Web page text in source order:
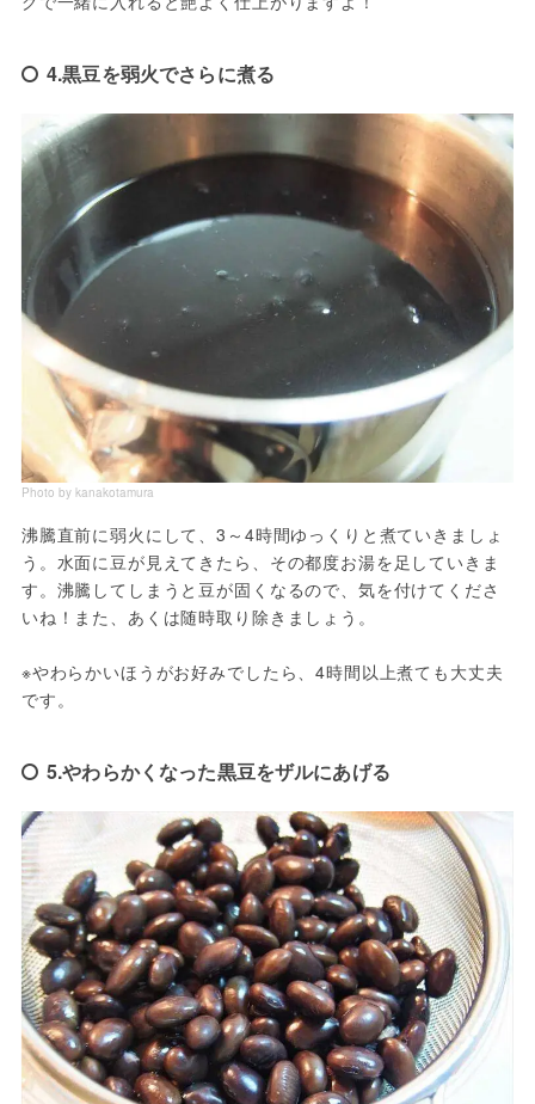
4.黒豆を弱火でさらに煮る
Photo by kanakotamura
沸騰直前に弱火にして、3～4時間ゆっくりと煮ていきましょ
う。水面に豆が見えてきたら、その都度お湯を足していきま
す。沸騰してしまうと豆が固くなるので、気を付けてくださ
いね！また、あくは随時取り除きましょう。
※やわらかいほうがお好みでしたら、4時間以上煮ても大丈夫
です。
5.やわらかくなった黒豆をザルにあげる